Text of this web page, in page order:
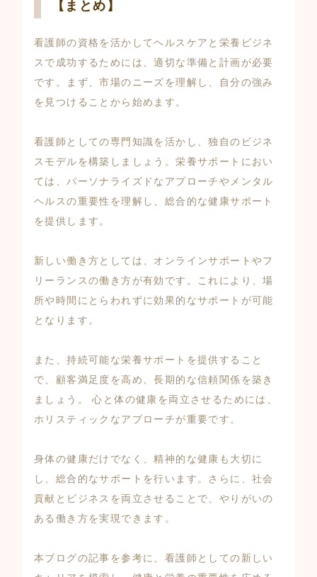
【まとめ】
看護師の資格を活かしてヘルスケアと栄養ビジネ
スで成功するためには、適切な準備と計画が必要
です。まず、市場のニーズを理解し、自分の強み
を見つけることから始めます。
看護師としての専門知識を活かし、独自のビジネ
スモデルを構築しましょう。栄養サポートにおい
ては、パーソナライズドなアプローチやメンタル
ヘルスの重要性を理解し、総合的な健康サポート
を提供します。
新しい働き方としては、オンラインサポートやフ
リーランスの働き方が有効です。これにより、場
所や時間にとらわれずに効果的なサポートが可能
となります。
また、持続可能な栄養サポートを提供すること
で、顧客満足度を高め、長期的な信頼関係を築き
ましょう。 心と体の健康を両立させるためには、
ホリスティックなアプローチが重要です。
身体の健康だけでなく、精神的な健康も大切に
し、総合的なサポートを行います。さらに、社会
貢献とビジネスを両立させることで、やりがいの
ある働き方を実現できます。
本ブログの記事を参考に、看護師としての新しい